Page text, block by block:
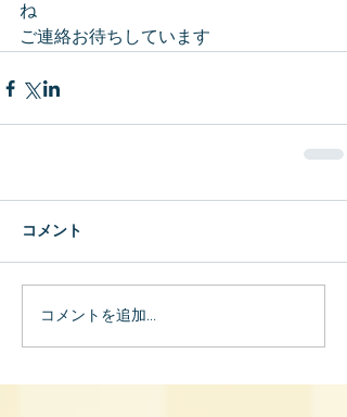
ね
ご連絡お待ちしています
コメント
コメントを追加…